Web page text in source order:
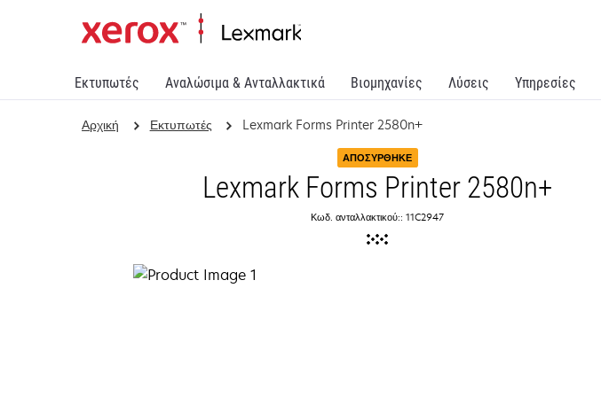
Εκτυπωτές Αναλώσιμα & Ανταλλακτικά Βιομηχανίες Λύσεις Υπηρεσίες
Αρχική Εκτυπωτές Lexmark Forms Printer 2580n+
ΑΠΟΣΎΡΘΗΚΕ
Lexmark Forms Printer 2580n+
Κωδ. ανταλλακτικού:: 11C2947